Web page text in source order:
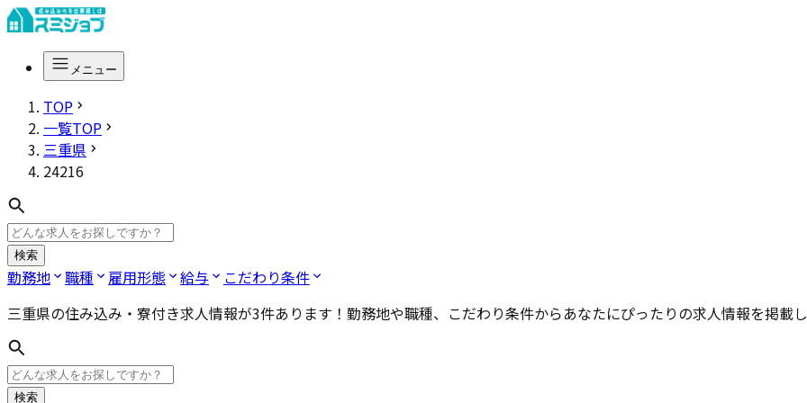
メニュー
TOP
一覧TOP
三重県
24216
検索
勤務地 職種 雇用形態 給与
こだわり条件
三重県の住み込み・寮付き求人情報が3件あります！勤務地や職種、こだわり条件からあなたにぴったりの求人情報を掲載
検索